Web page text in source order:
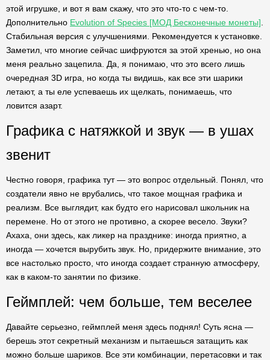
этой игрушке, и вот я вам скажу, что это что-то с чем-то.
Дополнительно Evolution of Species [МОД Бесконечные монеты]
Стабильная версия с улучшениями. Рекомендуется к установке.
Заметил, что многие сейчас шифруются за этой хренью, но она
меня реально зацепила. Да, я понимаю, что это всего лишь
очередная 3D игра, но когда ты видишь, как все эти шарики
летают, а ты еле успеваешь их щелкать, понимаешь, что
ловится азарт.
Графика с натяжкой и звук — в ушах
звенит
Честно говоря, графика тут — это вопрос отдельный. Понял, что
создатели явно не врубались, что такое мощная графика и
реализм. Все выглядит, как будто его нарисовал школьник на
перемене. Но от этого не противно, а скорее весело. Звуки?
Ахаха, они здесь, как ликер на празднике: иногда приятно, а
иногда — хочется вырубить звук. Но, придержите внимание, это
все настолько просто, что иногда создает странную атмосферу,
как в каком-то занятии по физике.
Геймплей: чем больше, тем веселее
Давайте серьезно, геймплей меня здесь поднял! Суть ясна —
берешь этот секретный механизм и пытаешься затащить как
можно больше шариков. Все эти комбинации, перетасовки и так